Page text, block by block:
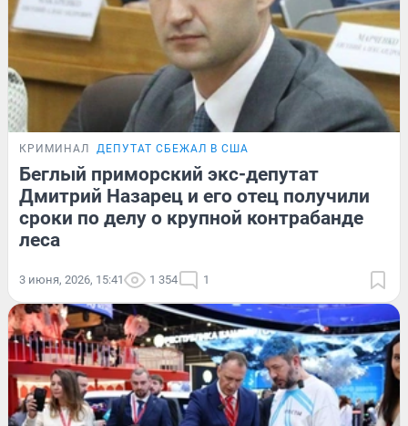
КРИМИНАЛ ДЕПУТАТ СБЕЖАЛ В США
Беглый приморский экс-депутат
Дмитрий Назарец и его отец получили
сроки по делу о крупной контрабанде
леса
3 июня, 2026, 15:41 1 354 1